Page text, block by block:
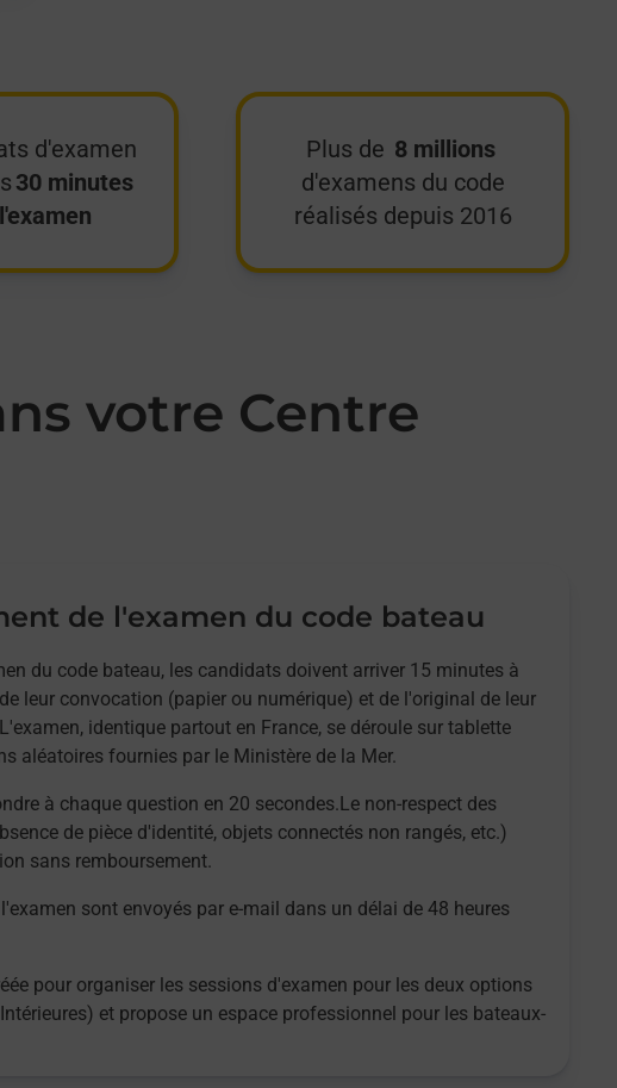
d'examen
30 minutes
Plus de 8 millions
d'examens du code
réalisés depuis 2016
votre Centre
de l'examen du code bateau
du code bateau, les candidats doivent arriver 15 minutes à
leur convocation (papier ou numérique) et de l'original de leur
identique partout en France, se déroule sur tablette
aléatoires fournies par le Ministère de la Mer.
à chaque question en 20 secondes.Le non-respect des
de pièce d'identité, objets connectés non rangés, etc.)
sans remboursement.
sont envoyés par e-mail dans un délai de 48 heures
pour organiser les sessions d'examen pour les deux options
et propose un espace professionnel pour les bateaux-